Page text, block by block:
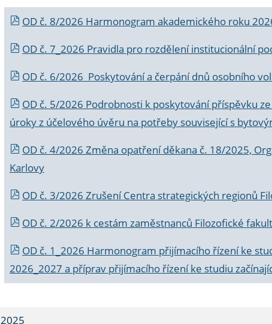
OD č. 8/2026 Harmonogram akademického roku
OD č. 7_2026 Pravidla pro rozdělení institucionální
OD č. 6/2026 Poskytování a čerpání dnů osobního
OD č. 5/2026 Podrobnosti k poskytování příspěvku
úroky z účelového úvěru na potřeby související s
OD č. 4/2026 Změna opatření děkana č. 18/2025,
Karlovy
OD č. 3/2026 Zrušení Centra strategických regionů
OD č. 2/2026 k cestám zaměstnanců Filozofické
OD č. 1_2026 Harmonogram přijímacího řízení ke
2026_2027 a příprav přijímacího řízení ke studiu
2025